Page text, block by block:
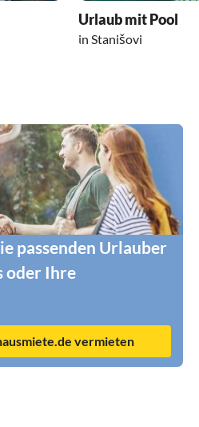
Urlaub mit Pool
in Stanišovi
passenden Urlauber
oder Ihre
vermieten